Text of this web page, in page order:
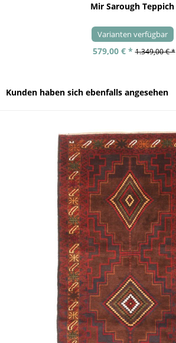
Mir Sarough Teppich
Varianten verfügbar
579,00 € * 1.349,00 € *
Kunden haben sich ebenfalls angesehen